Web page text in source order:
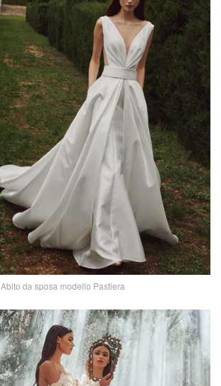
Abito da sposa modello Pastiera